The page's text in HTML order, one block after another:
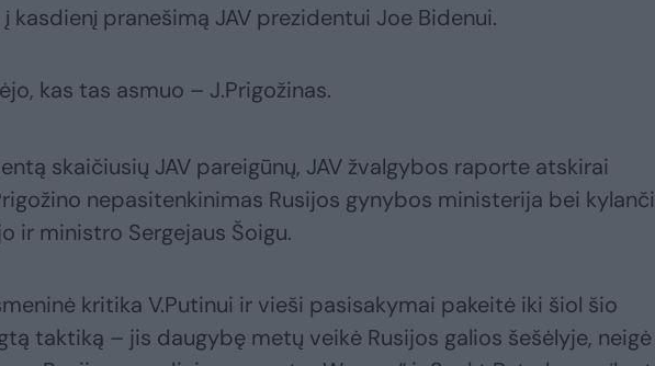
kasdienį pranešimą JAV prezidentui Joe Bidenui.
kas tas asmuo – J.Prigožinas.
skaičiusių JAV pareigūnų, JAV žvalgybos raporte atskirai
nepasitenkinimas Rusijos gynybos ministerija bei
ir ministro Sergejaus Šoigu.
kritika V.Putinui ir vieši pasisakymai pakeitė iki šiol šio
taktiką – jis daugybę metų veikė Rusijos galios šešėlyje,